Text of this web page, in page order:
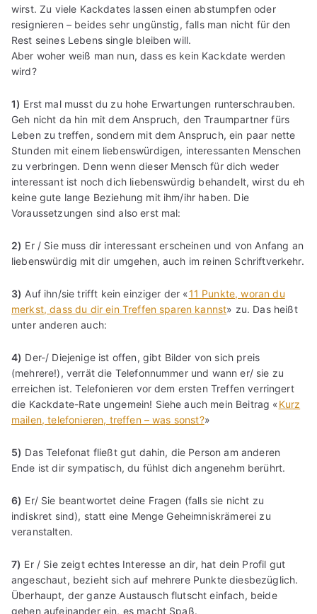
wirst. Zu viele Kackdates lassen einen abstumpfen oder
resignieren – beides sehr ungünstig, falls man nicht für den
Rest seines Lebens single bleiben will.
Aber woher weiß man nun, dass es kein Kackdate werden
wird?
1) Erst mal musst du zu hohe Erwartungen runterschrauben.
Geh nicht da hin mit dem Anspruch, den Traumpartner fürs
Leben zu treffen, sondern mit dem Anspruch, ein paar nette
Stunden mit einem liebenswürdigen, interessanten Menschen
zu verbringen. Denn wenn dieser Mensch für dich weder
interessant ist noch dich liebenswürdig behandelt, wirst du eh
keine gute lange Beziehung mit ihm/ihr haben. Die
Voraussetzungen sind also erst mal:
2) Er / Sie muss dir interessant erscheinen und von Anfang an
liebenswürdig mit dir umgehen, auch im reinen Schriftverkehr.
3) Auf ihn/sie trifft kein einziger der «11 Punkte, woran du
merkst, dass du dir ein Treffen sparen kannst» zu. Das heißt
unter anderen auch:
4) Der-/ Diejenige ist offen, gibt Bilder von sich preis
(mehrere!), verrät die Telefonnummer und wann er/ sie zu
erreichen ist. Telefonieren vor dem ersten Treffen verringert
die Kackdate-Rate ungemein! Siehe auch mein Beitrag «Kurz
mailen, telefonieren, treffen – was sonst?»
5) Das Telefonat fließt gut dahin, die Person am anderen
Ende ist dir sympatisch, du fühlst dich angenehm berührt.
6) Er/ Sie beantwortet deine Fragen (falls sie nicht zu
indiskret sind), statt eine Menge Geheimniskrämerei zu
veranstalten.
7) Er / Sie zeigt echtes Interesse an dir, hat dein Profil gut
angeschaut, bezieht sich auf mehrere Punkte diesbezüglich.
Überhaupt, der ganze Austausch flutscht einfach, beide
gehen aufeinander ein, es macht Spaß.